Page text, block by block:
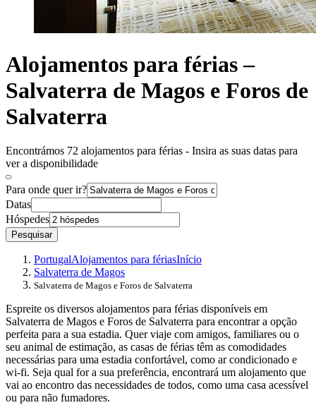
Alojamentos para férias –
Salvaterra de Magos e Foros de
Salvaterra
Encontrámos 72 alojamentos para férias - Insira as suas datas para
ver a disponibilidade
Para onde quer ir?
Datas
Hóspedes
Pesquisar
PortugalAlojamentos para fériasInício
Salvaterra de Magos
Salvaterra de Magos e Foros de Salvaterra
Espreite os diversos alojamentos para férias disponíveis em
Salvaterra de Magos e Foros de Salvaterra para encontrar a opção
perfeita para a sua estadia. Quer viaje com amigos, familiares ou o
seu animal de estimação, as casas de férias têm as comodidades
necessárias para uma estadia confortável, como ar condicionado e
wi-fi. Seja qual for a sua preferência, encontrará um alojamento que
vai ao encontro das necessidades de todos, como uma casa acessível
ou para não fumadores.